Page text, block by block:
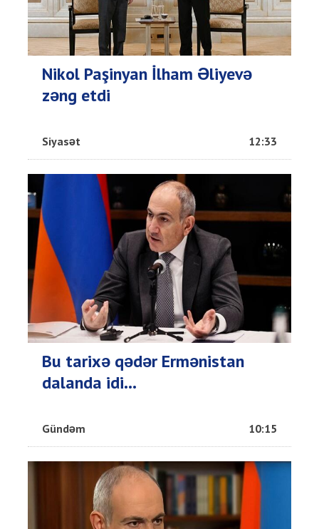
Nikol Paşinyan İlham Əliyevə
zəng etdi
Siyasət 12:33
Bu tarixə qədər Ermənistan
dalanda idi...
Gündəm 10:15